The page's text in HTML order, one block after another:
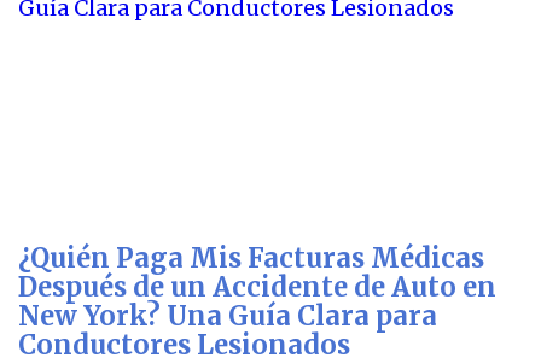
¿Quién Paga Mis Facturas Médicas
Después de un Accidente de Auto en
New York? Una Guía Clara para
Conductores Lesionados